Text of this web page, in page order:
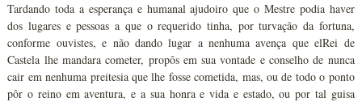
Tardando toda a esperança e humanal ajudoiro que o Mestre podia haver
dos lugares e pessoas a que o requerido tinha, por turvação da fortuna,
conforme ouvistes, e não dando lugar a nenhuma avença que elRei de
Castela lhe mandara cometer, propôs em sua vontade e conselho de nunca
cair em nenhuma preitesia que lhe fosse cometida, mas, ou de todo o ponto
pôr o reino em aventura, e a sua honra e vida e estado, ou por tal guisa